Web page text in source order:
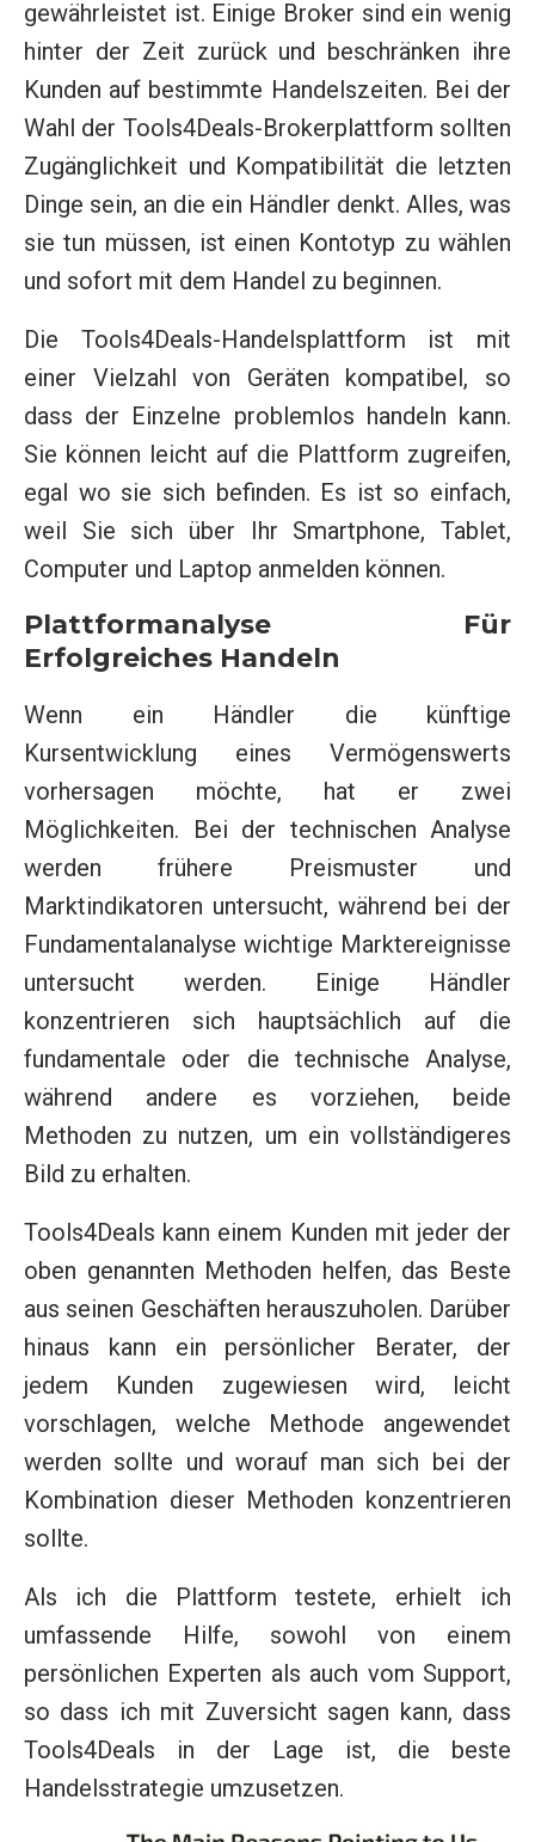
gewährleistet ist. Einige Broker sind ein wenig
hinter der Zeit zurück und beschränken ihre
Kunden auf bestimmte Handelszeiten. Bei der
Wahl der Tools4Deals-Brokerplattform sollten
Zugänglichkeit und Kompatibilität die letzten
Dinge sein, an die ein Händler denkt. Alles, was
sie tun müssen, ist einen Kontotyp zu wählen
und sofort mit dem Handel zu beginnen.
Die Tools4Deals-Handelsplattform ist mit
einer Vielzahl von Geräten kompatibel, so
dass der Einzelne problemlos handeln kann.
Sie können leicht auf die Plattform zugreifen,
egal wo sie sich befinden. Es ist so einfach,
weil Sie sich über Ihr Smartphone, Tablet,
Computer und Laptop anmelden können.
Plattformanalyse Für
Erfolgreiches Handeln
Wenn ein Händler die künftige
Kursentwicklung eines Vermögenswerts
vorhersagen möchte, hat er zwei
Möglichkeiten. Bei der technischen Analyse
werden frühere Preismuster und
Marktindikatoren untersucht, während bei der
Fundamentalanalyse wichtige Marktereignisse
untersucht werden. Einige Händler
konzentrieren sich hauptsächlich auf die
fundamentale oder die technische Analyse,
während andere es vorziehen, beide
Methoden zu nutzen, um ein vollständigeres
Bild zu erhalten.
Tools4Deals kann einem Kunden mit jeder der
oben genannten Methoden helfen, das Beste
aus seinen Geschäften herauszuholen. Darüber
hinaus kann ein persönlicher Berater, der
jedem Kunden zugewiesen wird, leicht
vorschlagen, welche Methode angewendet
werden sollte und worauf man sich bei der
Kombination dieser Methoden konzentrieren
sollte.
Als ich die Plattform testete, erhielt ich
umfassende Hilfe, sowohl von einem
persönlichen Experten als auch vom Support,
so dass ich mit Zuversicht sagen kann, dass
Tools4Deals in der Lage ist, die beste
Handelsstrategie umzusetzen.